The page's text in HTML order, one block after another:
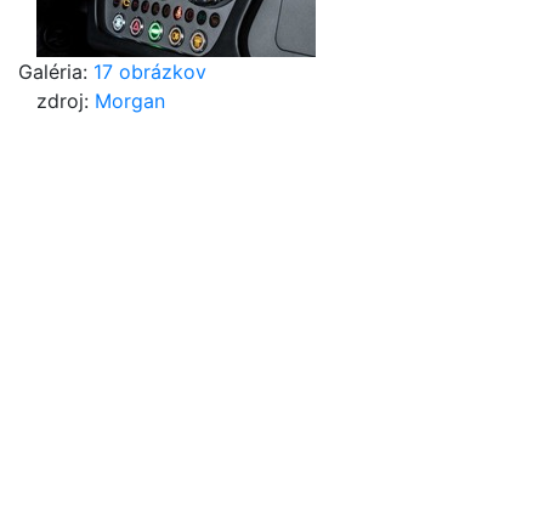
Galéria: 17 obrázkov
zdroj: Morgan